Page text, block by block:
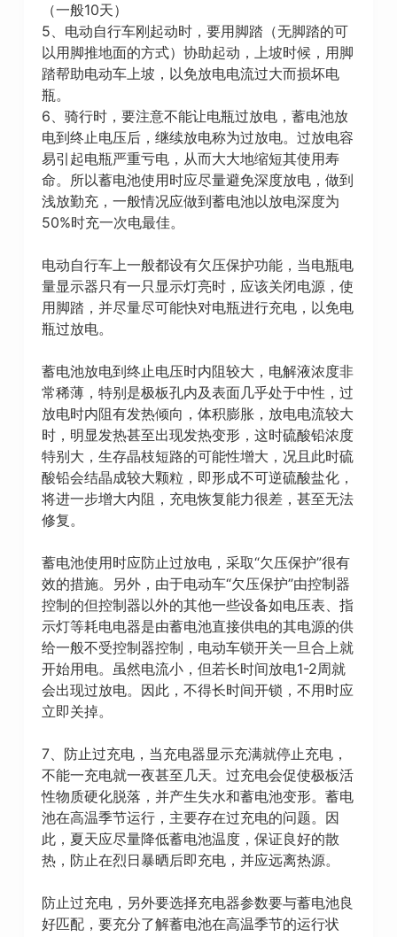
（一般10天）
5、电动自行车刚起动时，要用脚踏（无脚踏的可
以用脚推地面的方式）协助起动，上坡时候，用脚
踏帮助电动车上坡，以免放电电流过大而损坏电
瓶。
6、骑行时，要注意不能让电瓶过放电，蓄电池放
电到终止电压后，继续放电称为过放电。过放电容
易引起电瓶严重亏电，从而大大地缩短其使用寿
命。所以蓄电池使用时应尽量避免深度放电，做到
浅放勤充，一般情况应做到蓄电池以放电深度为
50%时充一次电最佳。
电动自行车上一般都设有欠压保护功能，当电瓶电
量显示器只有一只显示灯亮时，应该关闭电源，使
用脚踏，并尽量尽可能快对电瓶进行充电，以免电
瓶过放电。
蓄电池放电到终止电压时内阻较大，电解液浓度非
常稀薄，特别是极板孔内及表面几乎处于中性，过
放电时内阻有发热倾向，体积膨胀，放电电流较大
时，明显发热甚至出现发热变形，这时硫酸铅浓度
特别大，生存晶枝短路的可能性增大，况且此时硫
酸铅会结晶成较大颗粒，即形成不可逆硫酸盐化，
将进一步增大内阻，充电恢复能力很差，甚至无法
修复。
蓄电池使用时应防止过放电，采取“欠压保护”很有
效的措施。另外，由于电动车“欠压保护”由控制器
控制的但控制器以外的其他一些设备如电压表、指
示灯等耗电电器是由蓄电池直接供电的其电源的供
给一般不受控制器控制，电动车锁开关一旦合上就
开始用电。虽然电流小，但若长时间放电1-2周就
会出现过放电。因此，不得长时间开锁，不用时应
立即关掉。
7、防止过充电，当充电器显示充满就停止充电，
不能一充电就一夜甚至几天。过充电会促使极板活
性物质硬化脱落，并产生失水和蓄电池变形。蓄电
池在高温季节运行，主要存在过充电的问题。因
此，夏天应尽量降低蓄电池温度，保证良好的散
热，防止在烈日暴晒后即充电，并应远离热源。
防止过充电，另外要选择充电器参数要与蓄电池良
好匹配，要充分了解蓄电池在高温季节的运行状